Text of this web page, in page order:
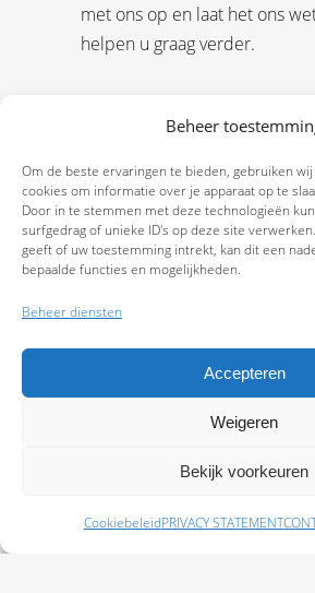
Beheer
Om de beste ervaringen te bieden, gebruiken
cookies om informatie over je apparaat op te
Door in te stemmen met deze technologieën
surfgedrag of unieke ID's op deze site
geeft of uw toestemming intrekt, kan dit een
bepaalde functies en mogelijkheden.
Beheer diensten
Accepteren
Weigeren
Bekijk voorkeuren
CookiebeleidPRIVACY STATEMENT
met ons op en laat het ons
helpen u graag verder.
Schade melden Afspraak maken